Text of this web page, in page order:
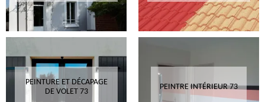
PEINTURE ET DÉCAPAGE
DE VOLET 73
PEINTRE INTÉRIEUR 73